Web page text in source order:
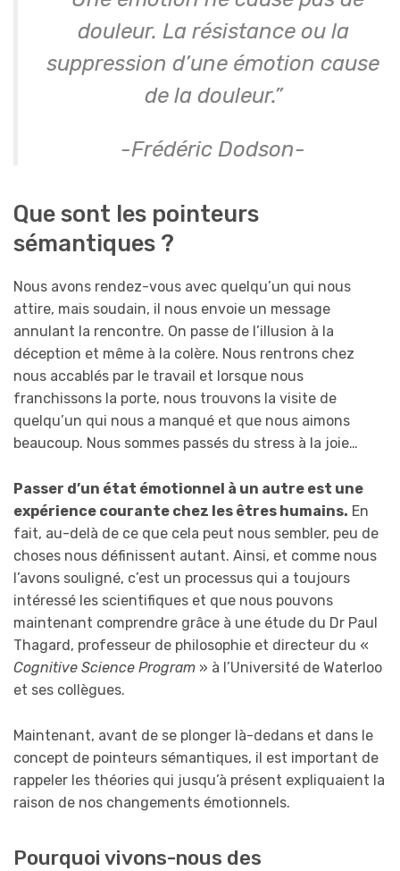
douleur. La résistance ou la
suppression d’une émotion cause
de la douleur.”
-Frédéric Dodson-
Que sont les pointeurs
sémantiques ?
Nous avons rendez-vous avec quelqu’un qui nous
attire, mais soudain, il nous envoie un message
annulant la rencontre. On passe de l’illusion à la
déception et même à la colère. Nous rentrons chez
nous accablés par le travail et lorsque nous
franchissons la porte, nous trouvons la visite de
quelqu’un qui nous a manqué et que nous aimons
beaucoup. Nous sommes passés du stress à la joie…
Passer d’un état émotionnel à un autre est une
expérience courante chez les êtres humains. En
fait, au-delà de ce que cela peut nous sembler, peu de
choses nous définissent autant. Ainsi, et comme nous
l’avons souligné, c’est un processus qui a toujours
intéressé les scientifiques et que nous pouvons
maintenant comprendre grâce à une étude du Dr Paul
Thagard, professeur de philosophie et directeur du «
Cognitive Science Program » à l’Université de Waterloo
et ses collègues.
Maintenant, avant de se plonger là-dedans et dans le
concept de pointeurs sémantiques, il est important de
rappeler les théories qui jusqu’à présent expliquaient la
raison de nos changements émotionnels.
Pourquoi vivons-nous des